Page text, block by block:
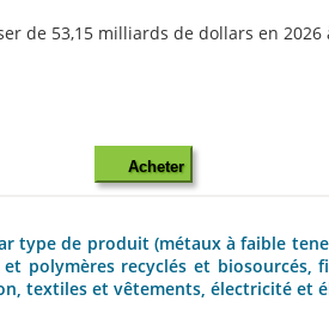
de 53,15 milliards de dollars en 2026
Acheter
type de produit (métaux à faible
polymères recyclés et
textiles et vêtements, électricité et